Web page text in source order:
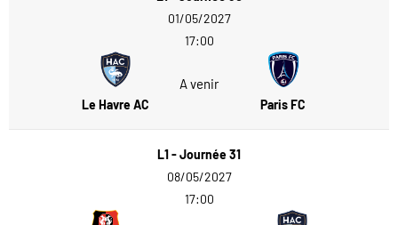
01/05/2027
17:00
Le Havre AC
A venir
Paris FC
L1 - Journée 31
08/05/2027
17:00